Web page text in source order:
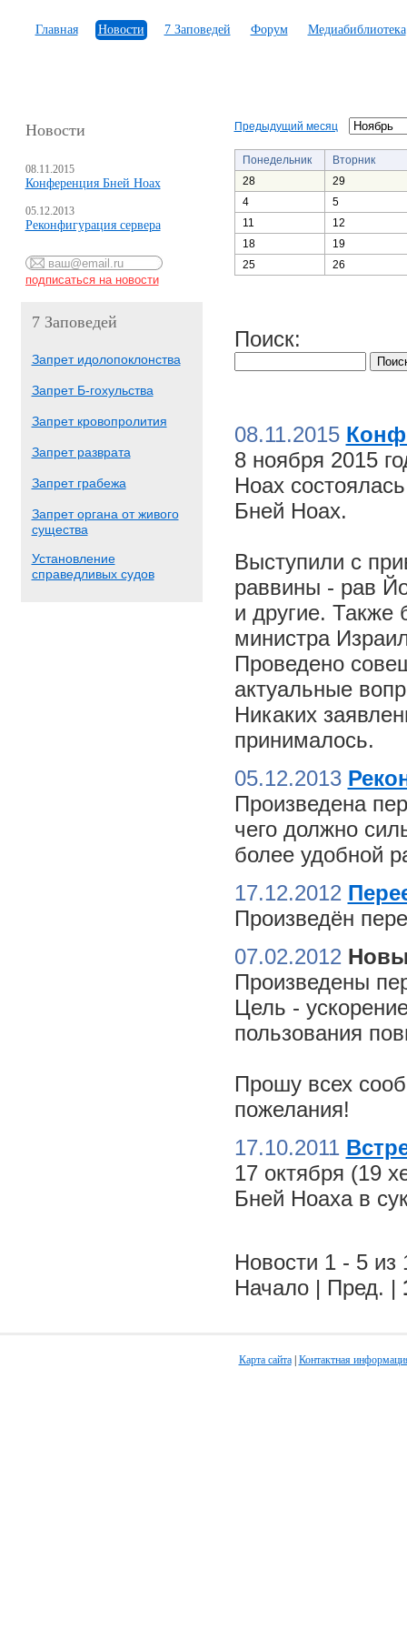
Главная Новости 7 Заповедей Форум Медиабиблиотека
Новости
08.11.2015
Конференция Бней Ноах
05.12.2013
Реконфигурация сервера
7 Заповедей
Запрет идолопоклонства
Запрет Б-гохульства
Запрет кровопролития
Запрет разврата
Запрет грабежа
Запрет органа от живого
существа
Установление
справедливых судов
Предыдущий месяц
Понедельник
Вторник
28
29
4
5
11
12
18
19
25
26
Поиск:
08.11.2015
8 ноября 2015
Ноах
Бней Ноах.
Выступили с
раввины - рав
и другие. Также
министра
Проведено
актуальные
Никаких
принималось.
05.12.2013
Произведена
чего должно
более удобной
17.12.2012
Произведён
07.02.2012
Произведены
Цель -
пользования
Прошу всех
пожелания!
17.10.2011
17 октября (19
Бней Ноаха в
Новости 1 - 5 из
Начало | Пред. |
Карта сайта| Контактная